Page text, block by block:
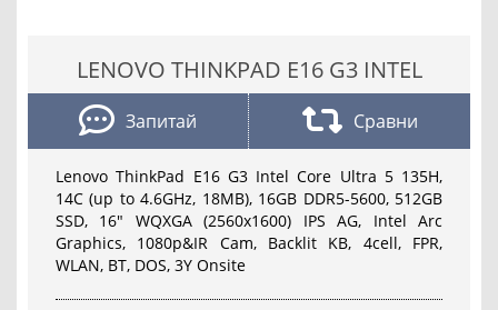
LENOVO THINKPAD E16 G3 INTEL
Запитай Сравни
Lenovo ThinkPad E16 G3 Intel Core Ultra 5 135H,
14C (up to 4.6GHz, 18MB), 16GB DDR5-5600, 512GB
SSD, 16" WQXGA (2560x1600) IPS AG, Intel Arc
Graphics, 1080p&IR Cam, Backlit KB, 4cell, FPR,
WLAN, BT, DOS, 3Y Onsite